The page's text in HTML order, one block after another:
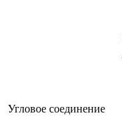
Угловое соединение